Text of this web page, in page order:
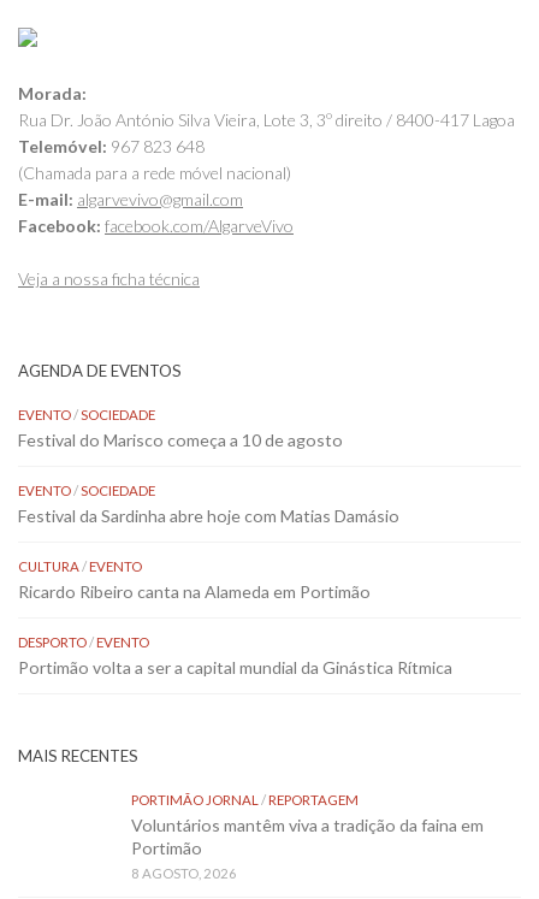
Morada:
Rua Dr. João António Silva Vieira, Lote 3, 3º direito / 8400-417 Lagoa
Telemóvel: 967 823 648
(Chamada para a rede móvel nacional)
E-mail: algarvevivo@gmail.com
Facebook: facebook.com/AlgarveVivo
Veja a nossa ficha técnica
AGENDA DE EVENTOS
EVENTO/SOCIEDADE
Festival do Marisco começa a 10 de agosto
EVENTO/SOCIEDADE
Festival da Sardinha abre hoje com Matias Damásio
CULTURA/EVENTO
Ricardo Ribeiro canta na Alameda em Portimão
DESPORTO/EVENTO
Portimão volta a ser a capital mundial da Ginástica Rítmica
MAIS RECENTES
PORTIMÃO JORNAL /REPORTAGEM
Voluntários mantêm viva a tradição da faina em
Portimão
8 AGOSTO, 2026